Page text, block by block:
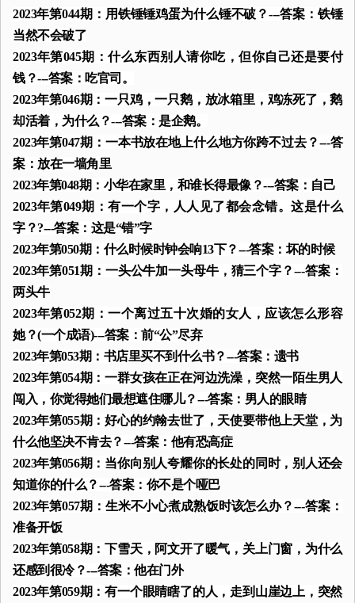
2023年第044期：用铁锤锤鸡蛋为什么锤不破？---答案：铁锤
当然不会破了
2023年第045期：什么东西别人请你吃，但你自己还是要付
钱？---答案：吃官司。
2023年第046期：一只鸡，一只鹅，放冰箱里，鸡冻死了，鹅
却活着，为什么？---答案：是企鹅。
2023年第047期：一本书放在地上什么地方你跨不过去？---答
案：放在一墙角里
2023年第048期：小华在家里，和谁长得最像？---答案：自己
2023年第049期：有一个字，人人见了都会念错。这是什么
字？?---答案：这是“错”字
2023年第050期：什么时候时钟会响13下？---答案：坏的时候
2023年第051期：一头公牛加一头母牛，猜三个字？---答案：
两头牛
2023年第052期：一个离过五十次婚的女人，应该怎么形容
她？(一个成语)---答案：前“公”尽弃
2023年第053期：书店里买不到什么书？---答案：遗书
2023年第054期：一群女孩在正在河边洗澡，突然一陌生男人
闯入，你觉得她们最想遮住哪儿？---答案：男人的眼睛
2023年第055期：好心的约翰去世了，天使要带他上天堂，为
什么他坚决不肯去？---答案：他有恐高症
2023年第056期：当你向别人夸耀你的长处的同时，别人还会
知道你的什么？---答案：你不是个哑巴
2023年第057期：生米不小心煮成熟饭时该怎么办？---答案：
准备开饭
2023年第058期：下雪天，阿文开了暖气，关上门窗，为什么
还感到很冷？---答案：他在门外
2023年第059期：有一个眼睛瞎了的人，走到山崖边上，突然